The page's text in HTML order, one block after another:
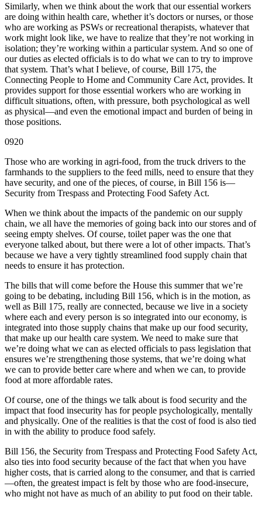
Similarly, when we think about the work that our essential workers
are doing within health care, whether it’s doctors or nurses, or those
who are working as PSWs or recreational therapists, whatever that
work might look like, we have to realize that they’re not working in
isolation; they’re working within a particular system. And so one of
our duties as elected officials is to do what we can to try to improve
that system. That’s what I believe, of course, Bill 175, the
Connecting People to Home and Community Care Act, provides. It
provides support for those essential workers who are working in
difficult situations, often, with pressure, both psychological as well
as physical—and even the emotional impact and burden of being in
those positions.
0920
Those who are working in agri-food, from the truck drivers to the
farmhands to the suppliers to the feed mills, need to ensure that they
have security, and one of the pieces, of course, in Bill 156 is—
Security from Trespass and Protecting Food Safety Act.
When we think about the impacts of the pandemic on our supply
chain, we all have the memories of going back into our stores and of
seeing empty shelves. Of course, toilet paper was the one that
everyone talked about, but there were a lot of other impacts. That’s
because we have a very tightly streamlined food supply chain that
needs to ensure it has protection.
The bills that will come before the House this summer that we’re
going to be debating, including Bill 156, which is in the motion, as
well as Bill 175, really are connected, because we live in a society
where each and every person is so integrated into our economy, is
integrated into those supply chains that make up our food security,
that make up our health care system. We need to make sure that
we’re doing what we can as elected officials to pass legislation that
ensures we’re strengthening those systems, that we’re doing what
we can to provide better care where and when we can, to provide
food at more affordable rates.
Of course, one of the things we talk about is food security and the
impact that food insecurity has for people psychologically, mentally
and physically. One of the realities is that the cost of food is also tied
in with the ability to produce food safely.
Bill 156, the Security from Trespass and Protecting Food Safety Act,
also ties into food security because of the fact that when you have
higher costs, that is carried along to the consumer, and that is carried
—often, the greatest impact is felt by those who are food-insecure,
who might not have as much of an ability to put food on their table.